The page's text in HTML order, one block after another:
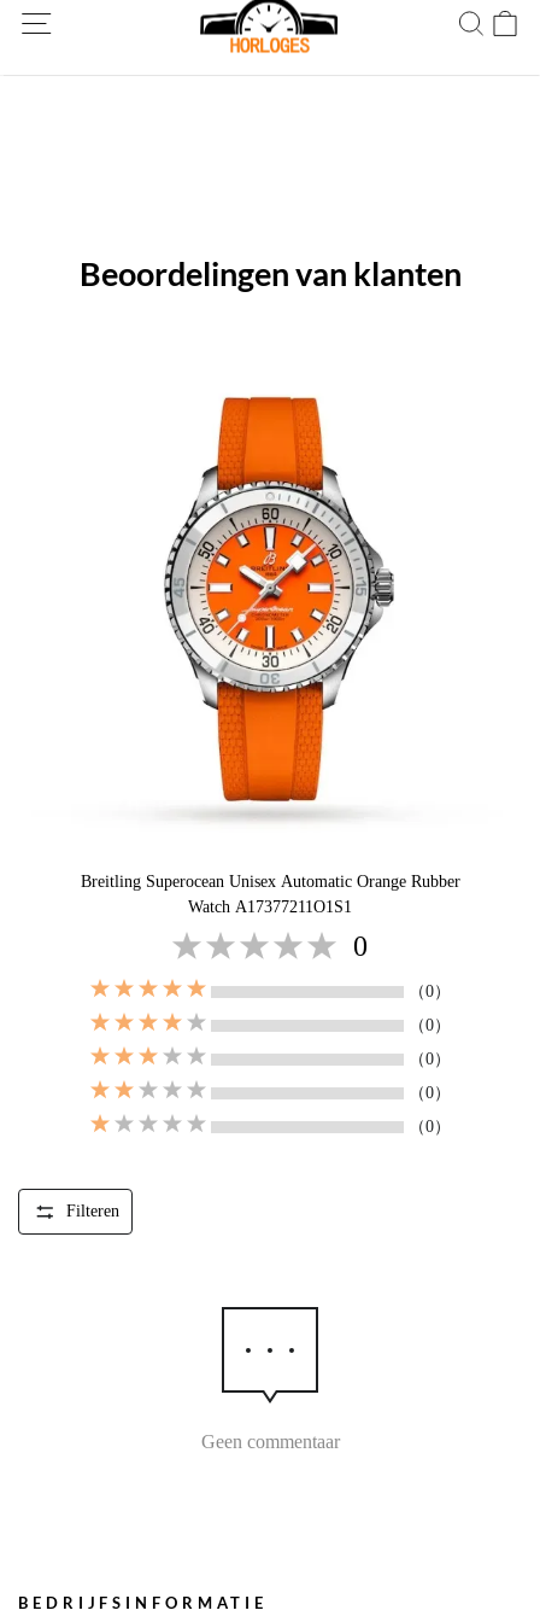
Wereldwijde verzending! Levering binnen 5 tot 20 dagen. Niet
tevreden? Retourneer binnen 30 dagen.
Beoordelingen van klanten
Breitling Superocean Unisex Automatic Orange Rubber
Watch A17377211O1S1
0
（0）
（0）
（0）
（0）
（0）
Filteren
Geen commentaar
BEDRIJFSINFORMATIE